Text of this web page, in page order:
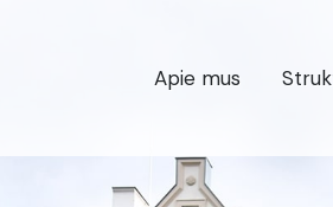
Apie mus